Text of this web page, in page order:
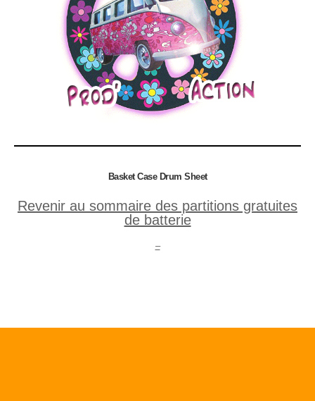
Basket Case Drum Sheet
Revenir au sommaire des partitions gratuites
de batterie
–